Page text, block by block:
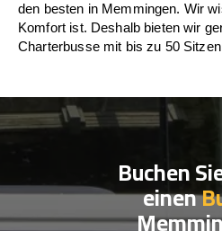
den besten in Memmingen. Wir
Komfort ist. Deshalb bieten wir
Charterbusse mit bis zu 50
Buchen
einen